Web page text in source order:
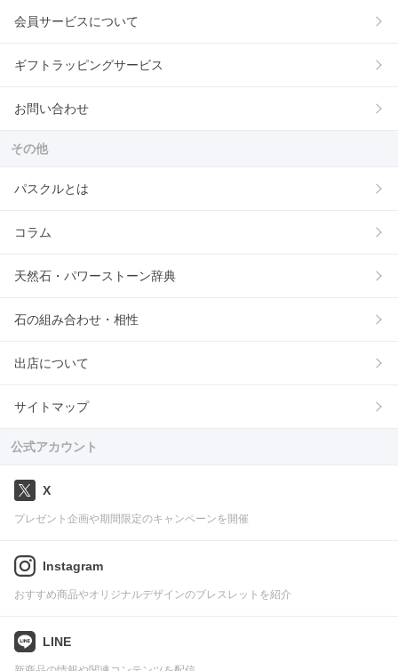
会員サービスについて
ギフトラッピングサービス
お問い合わせ
その他
パスクルとは
コラム
天然石・パワーストーン辞典
石の組み合わせ・相性
出店について
サイトマップ
公式アカウント
X
プレゼント企画や期間限定のキャンペーンを開催
Instagram
おすすめ商品やオリジナルデザインのブレスレットを紹介
LINE